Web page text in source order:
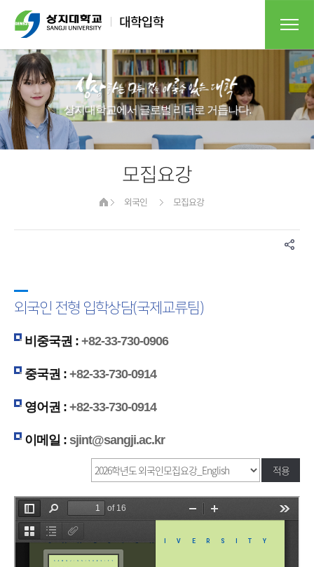
상지대학교에서 글로벌 리더로 거듭나다.
모집요강
외국인 모집요강
외국인 전형 입학상담(국제교류팀)
비중국권 : +82-33-730-0906
중국권 : +82-33-730-0914
영어권 : +82-33-730-0914
이메일 : sjint@sangji.ac.kr
적용